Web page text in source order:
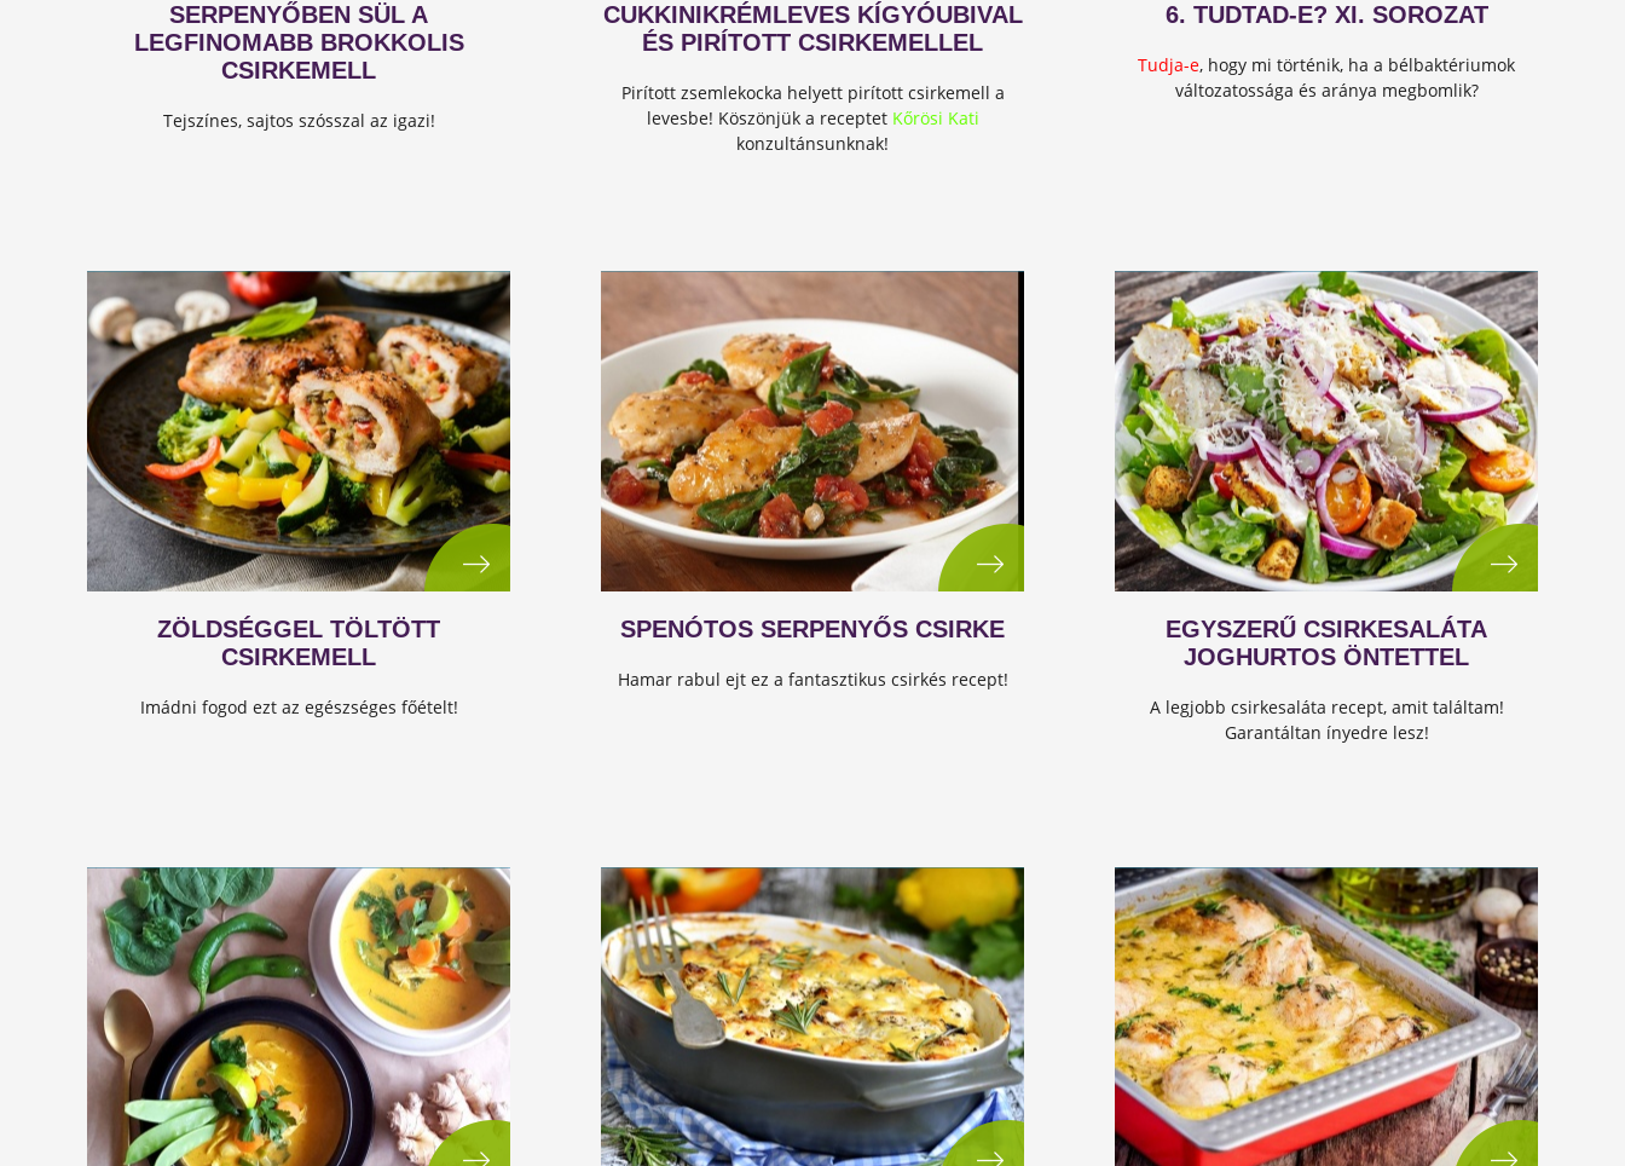
SERPENYŐBEN SÜL A
LEGFINOMABB BROKKOLIS
CSIRKEMELL
Tejszínes, sajtos szósszal az igazi!
CUKKINIKRÉMLEVES KÍGYÓUBIVAL
ÉS PIRÍTOTT CSIRKEMELLEL
Pirított zsemlekocka helyett pirított csirkemell a
levesbe! Köszönjük a receptet Kőrösi Kati
konzultánsunknak!
6. TUDTAD-E? XI. SOROZAT
Tudja-e, hogy mi történik, ha a bélbaktériumok
változatossága és aránya megbomlik?
ZÖLDSÉGGEL TÖLTÖTT
CSIRKEMELL
Imádni fogod ezt az egészséges főételt!
SPENÓTOS SERPENYŐS CSIRKE
Hamar rabul ejt ez a fantasztikus csirkés recept!
EGYSZERŰ CSIRKESALÁTA
JOGHURTOS ÖNTETTEL
A legjobb csirkesaláta recept, amit találtam!
Garantáltan ínyedre lesz!